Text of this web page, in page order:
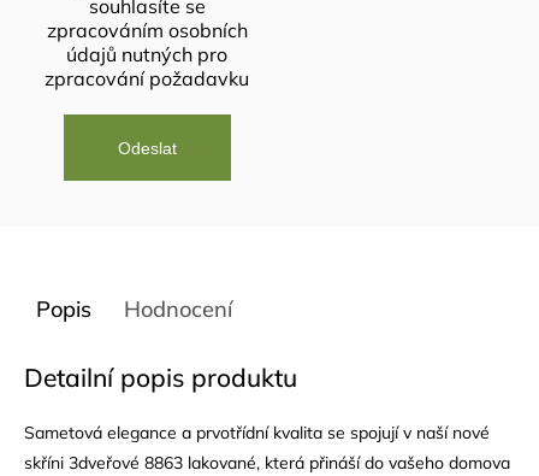
souhlasíte se
zpracováním osobních
údajů nutných pro
zpracování požadavku
Popis Hodnocení
Detailní popis produktu
Sametová elegance a prvotřídní kvalita se spojují v naší nové
skříni 3dveřové 8863 lakované, která přináší do vašeho domova